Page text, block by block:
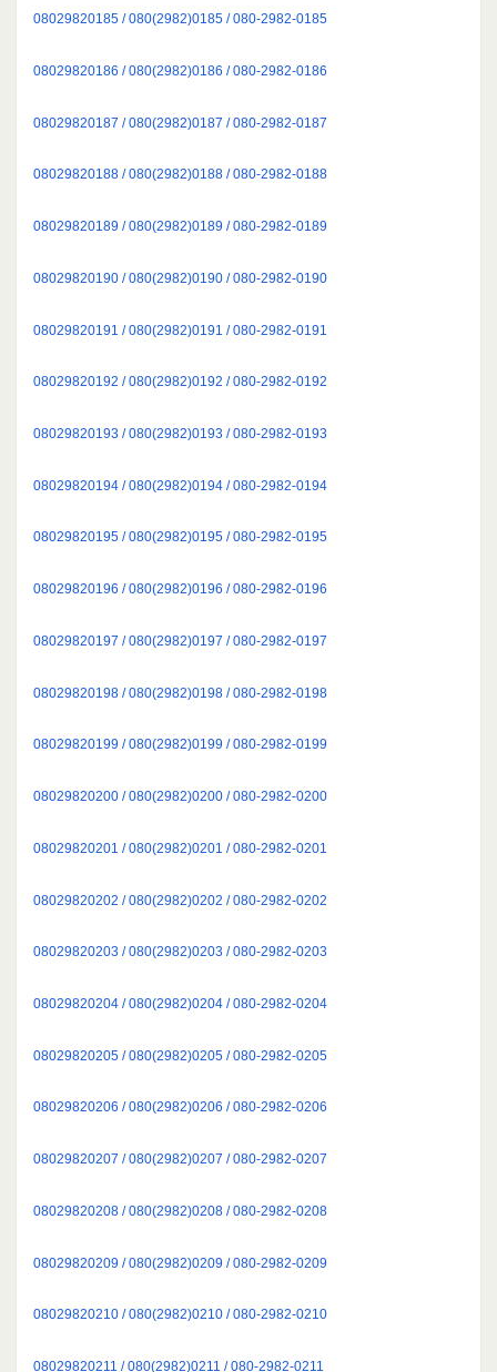
08029820185 / 080(2982)0185 / 080-2982-0185
08029820186 / 080(2982)0186 / 080-2982-0186
08029820187 / 080(2982)0187 / 080-2982-0187
08029820188 / 080(2982)0188 / 080-2982-0188
08029820189 / 080(2982)0189 / 080-2982-0189
08029820190 / 080(2982)0190 / 080-2982-0190
08029820191 / 080(2982)0191 / 080-2982-0191
08029820192 / 080(2982)0192 / 080-2982-0192
08029820193 / 080(2982)0193 / 080-2982-0193
08029820194 / 080(2982)0194 / 080-2982-0194
08029820195 / 080(2982)0195 / 080-2982-0195
08029820196 / 080(2982)0196 / 080-2982-0196
08029820197 / 080(2982)0197 / 080-2982-0197
08029820198 / 080(2982)0198 / 080-2982-0198
08029820199 / 080(2982)0199 / 080-2982-0199
08029820200 / 080(2982)0200 / 080-2982-0200
08029820201 / 080(2982)0201 / 080-2982-0201
08029820202 / 080(2982)0202 / 080-2982-0202
08029820203 / 080(2982)0203 / 080-2982-0203
08029820204 / 080(2982)0204 / 080-2982-0204
08029820205 / 080(2982)0205 / 080-2982-0205
08029820206 / 080(2982)0206 / 080-2982-0206
08029820207 / 080(2982)0207 / 080-2982-0207
08029820208 / 080(2982)0208 / 080-2982-0208
08029820209 / 080(2982)0209 / 080-2982-0209
08029820210 / 080(2982)0210 / 080-2982-0210
08029820211 / 080(2982)0211 / 080-2982-0211